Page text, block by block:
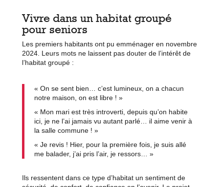
Vivre dans un habitat groupé
pour seniors
Les premiers habitants ont pu emménager en novembre
2024. Leurs mots ne laissent pas douter de l’intérêt de
l’habitat groupé :
« On se sent bien… c’est lumineux, on a chacun
notre maison, on est libre ! »
« Mon mari est très introverti, depuis qu’on habite
ici, je ne l’ai jamais vu autant parlé… il aime venir à
la salle commune ! »
« Je revis ! Hier, pour la première fois, je suis allé
me balader, j’ai pris l’air, je ressors… »
Ils ressentent dans ce type d’habitat un sentiment de